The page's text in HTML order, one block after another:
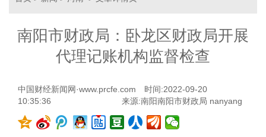
南阳市财政局：卧龙区财政局开展
代理记账机构监督检查
中国财经新闻网·www.prcfe.com
时间:2022-09-20
10:35:36
来源:南阳南阳市财政局 nanyang